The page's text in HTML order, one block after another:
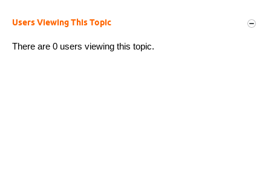
Users Viewing This Topic
There are 0 users viewing this topic.